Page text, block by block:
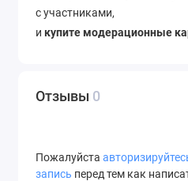
с участниками,
и купите модерационные
Отзывы 0
Пожалуйста
запись перед тем как